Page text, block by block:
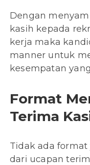
Dengan
kasih kepada
kerja maka
manner untuk
kesempatan
Format
Terima
Tidak ada
dari ucapan